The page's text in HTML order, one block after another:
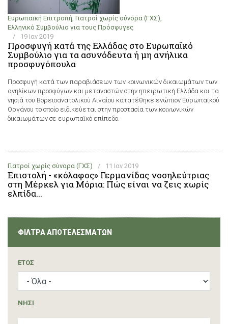
Ευρωπαϊκή Επιτροπή, Γιατροί χωρίς σύνορα (ΓΧΣ),
Ελληνικό Συμβούλιο για τους Πρόσφυγες
/
19 Ιαν 2019
Προσφυγή κατά της Ελλάδας στο Ευρωπαϊκό
Συμβούλιο για τα ασυνόδευτα ή μη ανήλικα
προσφυγόπουλα
Προσφυγή κατά των παραβιάσεων των κοινωνικών δικαιωμάτων των
ανηλίκων προσφύγων και μεταναστών στην ηπειρωτική Ελλάδα και τα
νησιά του Βορειοανατολικού Αιγαίου κατατέθηκε ενώπιον Ευρωπαϊκού
Οργάνου το οποίο ειδικεύεται στην προστασία των κοινωνικών
δικαιωμάτων σε ευρωπαϊκό επίπεδο.
Γιατροί χωρίς σύνορα (ΓΧΣ) / 11 Ιαν 2019
Επιστολή - «κόλαφος» Γερμανίδας νοσηλεύτριας
στη Μέρκελ για Μόρια: Πώς είναι να ζεις χωρίς
ελπίδα...
ΦΙΛΤΡΑ ΑΠΟΤΕΛΕΣΜΑΤΩΝ
ΈΤΟΣ
ΝΗΣΙ